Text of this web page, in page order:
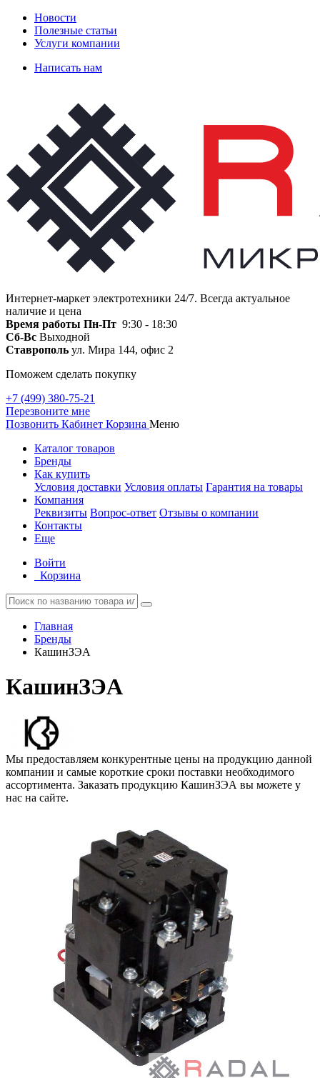
Новости
Полезные статьи
Услуги компании
Написать нам
Интернет-маркет электротехники 24/7. Всегда актуальное
наличие и цена
Время работы Пн-Пт 9:30 - 18:30
Сб-Вс Выходной
Ставрополь ул. Мира 144, офис 2
Поможем сделать покупку
+7 (499) 380-75-21
Перезвоните мне
Позвонить Кабинет Корзина Меню
Каталог товаров
Бренды
Как купить
Условия доставки Условия оплаты Гарантия на товары
Компания
Реквизиты Вопрос-ответ Отзывы о компании
Контакты
Еще
Войти
Корзина
Главная
Бренды
КашинЗЭА
КашинЗЭА
Мы предоставляем конкурентные цены на продукцию данной
компании и самые короткие сроки поставки необходимого
ассортимента. Заказать продукцию КашинЗЭА вы можете у
нас на сайте.